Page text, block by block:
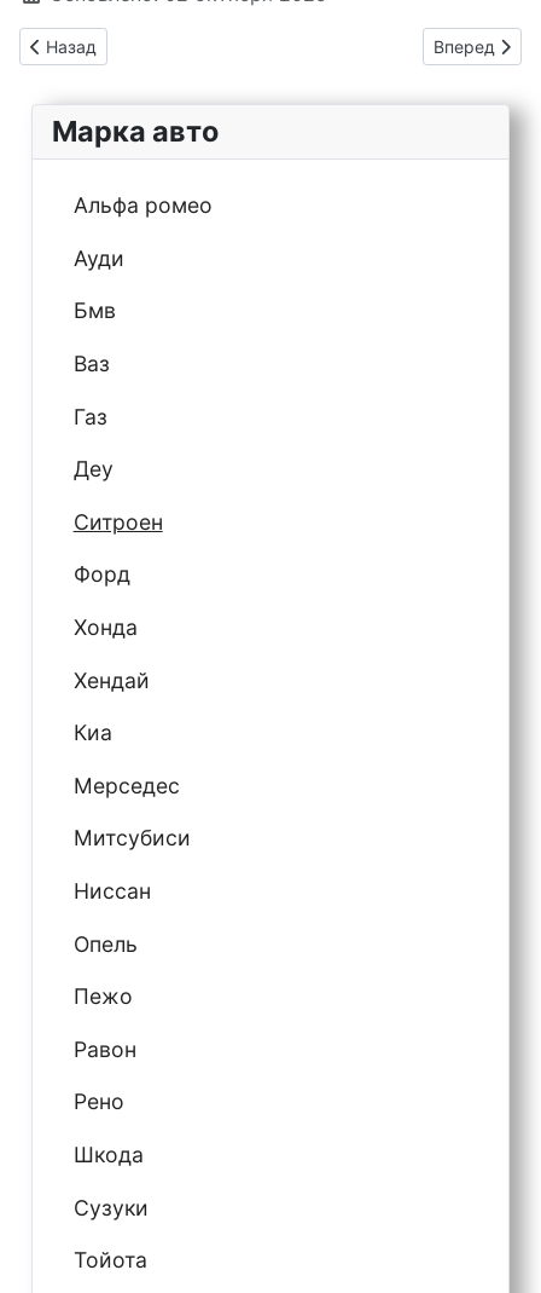
Предыдущий: Citroеn Berlingo предохранители и реле
Назад Следующий:
Вперед
Марка авто
Альфа ромео
Ауди
Бмв
Ваз
Газ
Деу
Ситроен
Форд
Хонда
Хендай
Киа
Мерседес
Митсубиси
Ниссан
Опель
Пежо
Равон
Рено
Шкода
Сузуки
Тойота